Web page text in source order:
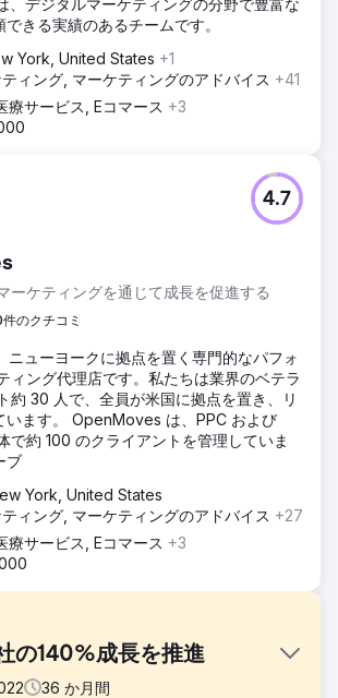
きる実績のあるチームです。
York, United States +1
ィング, マーケティングのアドバイス +41
療サービス, Eコマース +3
ーケティングを通じて成長を促進する
件のクチコミ
4.7
ューヨークに拠点を置く専門的なパフォ
ィング代理店です。私たちは業界のベテラ
約 30 人で、全員が米国に拠点を置き、リ
います。 OpenMoves は、PPC および
で約 100 のクライアントを管理していま
ブ
York, United States
ィング, マーケティングのアドバイス +27
療サービス, Eコマース +3
の140%成長を推進
36 か月間